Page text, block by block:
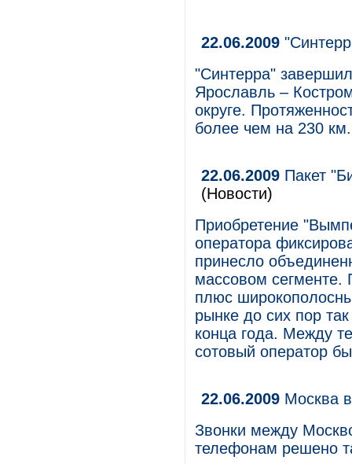
22.06.2009
"Синтерра"
Ярославль –
округе.
более чем на 230 км.
22.06.2009 Пакет
(Новости)
Приобретение
оператора
принесло
массовом сегменте.
плюс
рынке до сих пор
конца года. Между
сотовый оператор
22.06.2009 Москва
Звонки между
телефонам решено